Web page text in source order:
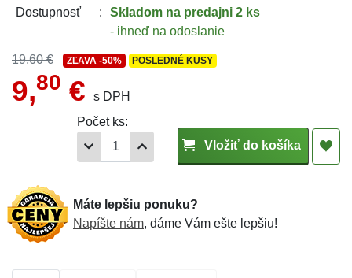
Dostupnosť Skladomna predajni 2 ks
- ihneď na odoslanie
19,60 € ZĽAVA -50% POSLEDNÉ KUSY
9,80 €
s DPH
Počet ks:
Vložiť do košíka
Máte lepšiu ponuku?
Napíšte nám, dáme Vám ešte lepšiu!